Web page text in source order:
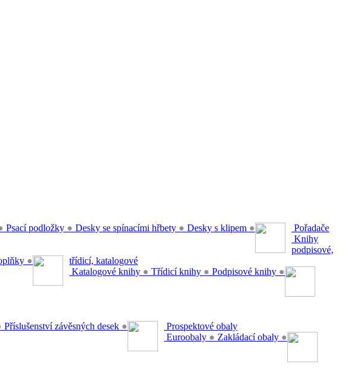
Psací podložky ● Desky se spínacími hřbety ● Desky s klipem ● Pořadače
●
Knihy
podpisové,
třídicí, katalogové
Katalogové knihy ● Třídicí knihy ● Podpisové knihy ●
Příslušenství závěsných desek ●
Prospektové obaly
Euroobaly ● Zakládací obaly ●